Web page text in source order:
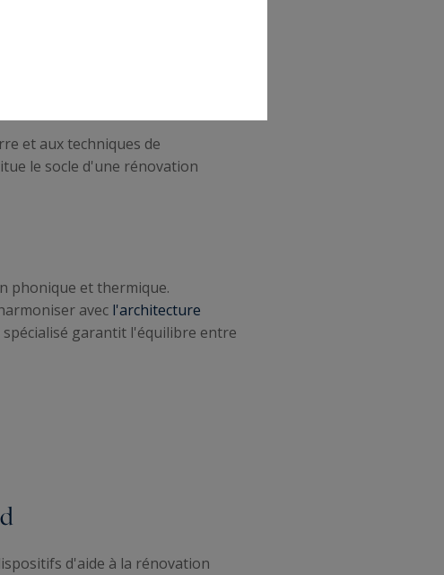
de courants d'air désagréables.
thermiques. Pour les
du problème.
et aux techniques de
le socle d'une rénovation
phonique et thermique.
avec l'architecture
garantit l'équilibre entre
d'aide à la rénovation